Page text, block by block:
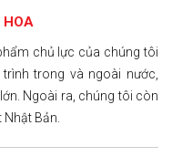
HOA
chủ lực của chúng tôi
trình trong và ngoài nước,
Ngoài ra, chúng tôi còn
Bản.